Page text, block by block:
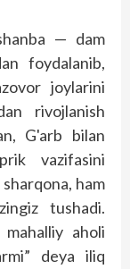
— dam
foydalanib,
joylarini
rivojlanish
G'arb bilan
vazifasini
ham
tushadi.
aholi
deya iliq